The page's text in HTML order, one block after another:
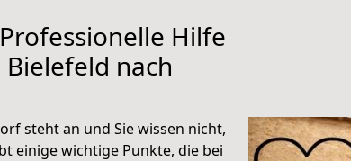
Hilfe
nach
steht an und Sie wissen nicht,
einige wichtige Punkte, die bei